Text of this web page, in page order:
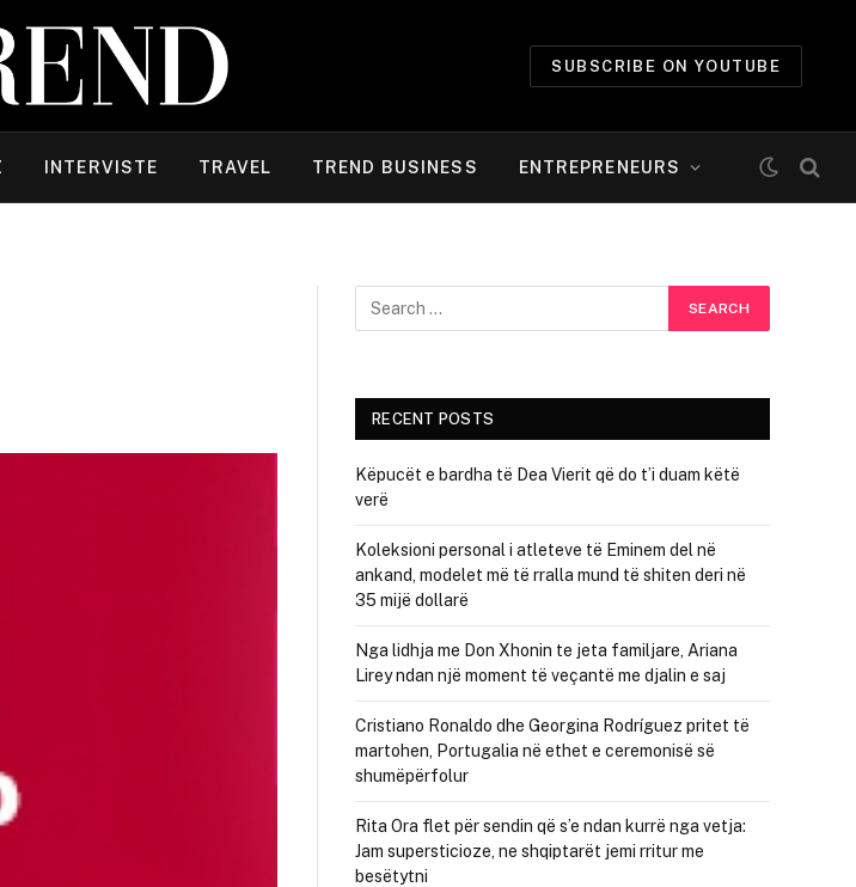
SUBSCRIBE ON YOUTUBE
INTERVISTE TRAVEL TREND BUSINESS ENTREPRENEURS
RECENT POSTS
Këpucët e bardha të Dea Vierit që do t’i duam këtë
verë
Koleksioni personal i atleteve të Eminem del në
ankand, modelet më të rralla mund të shiten deri në
35 mijë dollarë
Nga lidhja me Don Xhonin te jeta familjare, Ariana
Lirey ndan një moment të veçantë me djalin e saj
Cristiano Ronaldo dhe Georgina Rodríguez pritet të
martohen, Portugalia në ethet e ceremonisë së
shumëpërfolur
Rita Ora flet për sendin që s’e ndan kurrë nga vetja:
Jam supersticioze, ne shqiptarët jemi rritur me
besëtytni